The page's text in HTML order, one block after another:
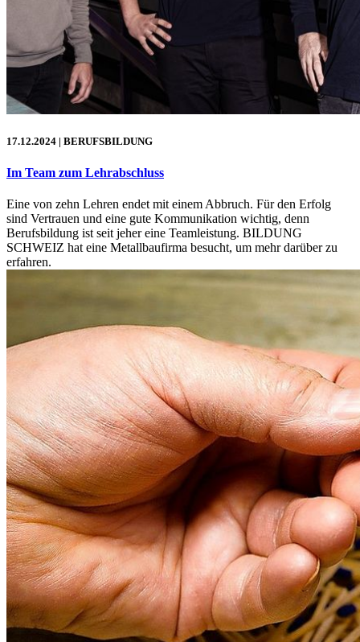
17.12.2024 | BERUFSBILDUNG
Im Team zum Lehrabschluss
Eine von zehn Lehren endet mit einem Abbruch. Für den Erfolg
sind Vertrauen und eine gute Kommunikation wichtig, denn
Berufsbildung ist seit jeher eine Teamleistung. BILDUNG
SCHWEIZ hat eine Metallbaufirma besucht, um mehr darüber zu
erfahren.